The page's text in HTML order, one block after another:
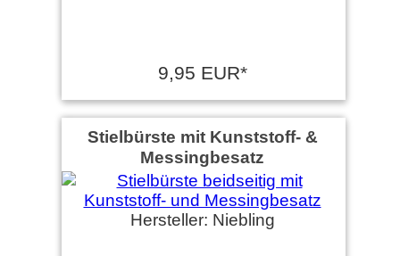
9,95 EUR*
Stielbürste mit Kunststoff- &
Messingbesatz
Hersteller: Niebling